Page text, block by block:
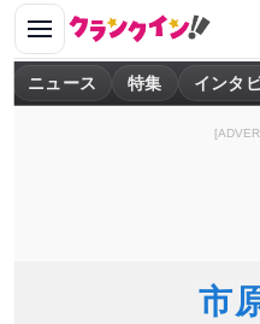
ニュース 特集 インタ
市